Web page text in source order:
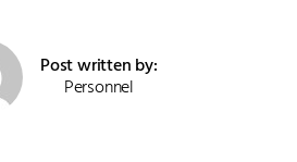
Post written by:
Personnel